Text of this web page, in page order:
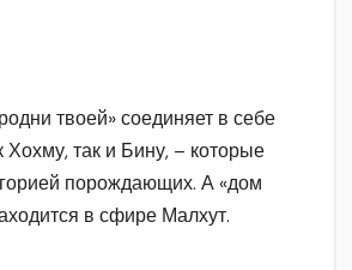
твоей» соединяет в себе
так и Бину, – которые
порождающих. А «дом
в сфире Малхут.